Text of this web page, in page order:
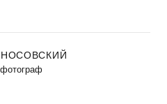
фотограф